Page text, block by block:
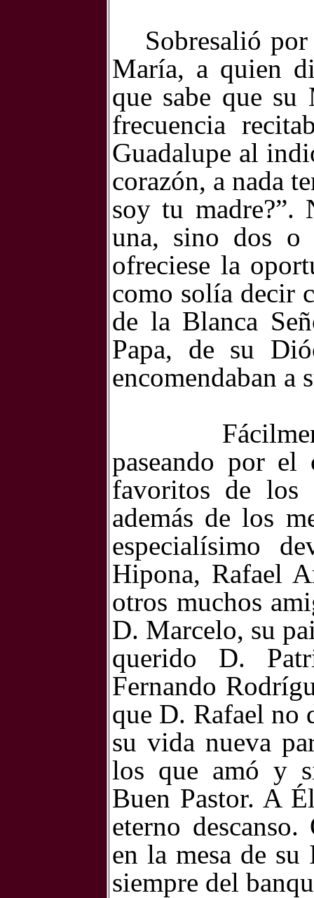
Sobresalió
María, a quien
que sabe que
frecuencia
Guadalupe al
corazón, a nada
soy tu
una, sino dos o
ofreciese la
como solía decir
de la Blanca
Papa, de su
encomendaban a
paseando por
favoritos de los
además de los
especialísimo
Hipona, Rafael
otros muchos
D. Marcelo, su
querido D.
Fernando
que D. Rafael no
su vida nueva
los que amó y
Buen Pastor. A
eterno
en la mesa de
siempre del